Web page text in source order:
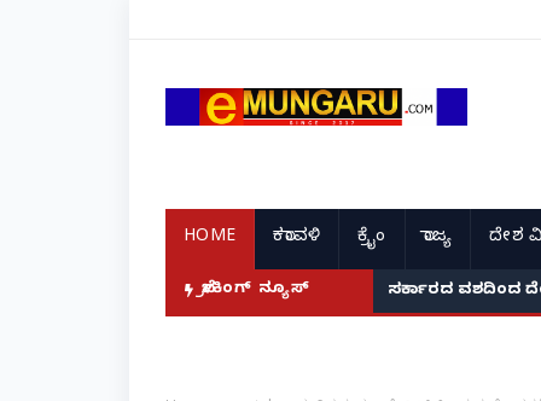
HOME ಕರಾವಳಿ ಕ್ರೈಂ ರಾಜ್ಯ ದೇಶ
ಬ್ರೇಕಿಂಗ್ ನ್ಯೂಸ್ ಸರ್ಕಾರದ ವಶದಿಂದ